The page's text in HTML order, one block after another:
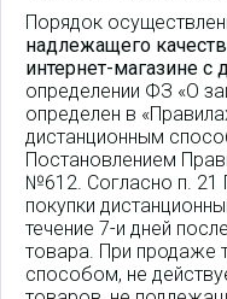
Порядок
надлежащего
интернет-магазине с
определении ФЗ «О
определен в
дистанционным
Постановлением
№612. Согласно п. 21
покупки
течение 7-и дней
товара. При продаже
способом, не